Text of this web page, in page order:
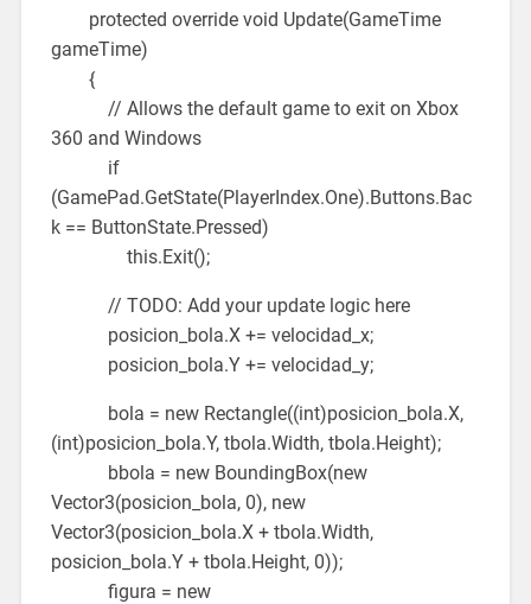
protected override void Update(GameTime
gameTime)
{
// Allows the default game to exit on Xbox
360 and Windows
if
(GamePad.GetState(PlayerIndex.One).Buttons.Bac
k == ButtonState.Pressed)
this.Exit();
// TODO: Add your update logic here
posicion_bola.X += velocidad_x;
posicion_bola.Y += velocidad_y;
bola = new Rectangle((int)posicion_bola.X,
(int)posicion_bola.Y, tbola.Width, tbola.Height);
bbola = new BoundingBox(new
Vector3(posicion_bola, 0), new
Vector3(posicion_bola.X + tbola.Width,
posicion_bola.Y + tbola.Height, 0));
figura = new